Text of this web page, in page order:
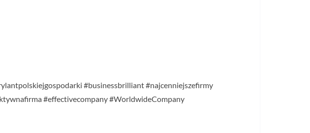
#businessbrilliant #najcenniejszefirmy
#effectivecompany #WorldwideCompany